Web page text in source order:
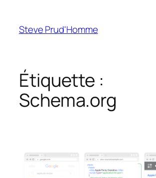
contenu
Steve Prud'Homme
Étiquette :
Schema.org